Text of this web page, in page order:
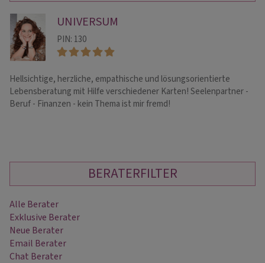
UNIVERSUM
PIN: 130
Hellsichtige, herzliche, empathische und lösungsorientierte
Lebensberatung mit Hilfe verschiedener Karten! Seelenpartner -
Beruf - Finanzen - kein Thema ist mir fremd!
BERATERFILTER
Alle Berater
Exklusive Berater
Neue Berater
Email Berater
Chat Berater